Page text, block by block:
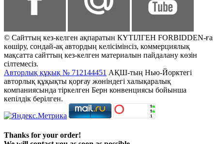
© Сайттың кез-келген ақпаратын КҮТІЛГЕН FORBIDDEN-ға
көшіру, сондай-ақ автордың келісімінсіз, коммерциялық
мақсатта сайттың кез-келген материалын пайдалану көзін
сілтемесіз.
Авторлық құқық № 712144451 АҚШ-тың Нью-Йорктегі
авторлық құқықты қорғау жөніндегі халықаралық
компаниясында тіркелген Берн конвенциясы бойынша
кепілдік берілген.
Thanks for your order!